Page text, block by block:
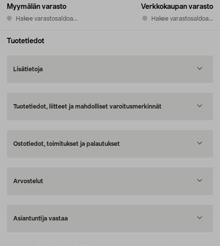
Myymälän varasto
Hakee varastosaldoa...
Verkkokaupan varasto
Hakee varastosaldoa...
Tuotetiedot
Lisätietoja
Tuotetiedot, liitteet ja mahdolliset varoitusmerkinnät
Ostotiedot, toimitukset ja palautukset
Arvostelut
Asiantuntija vastaa